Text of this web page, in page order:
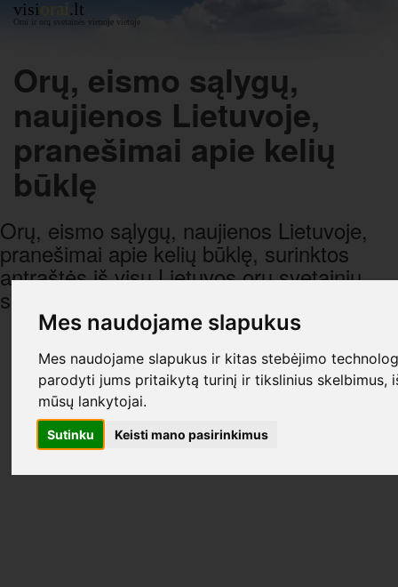
Mes naudojame slapukus
Mes naudojame slapukus ir kitas stebėjimo
parodyti jums pritaikytą turinį ir tikslinius skelbimus,
mūsų lankytojai.
Sutinku Keisti mano pasirinkimus
visiorai.lt
Orai ir orų svetainės vienoje vietoje
Orų, eismo sąlygų,
naujienos Lietuvoje,
pranešimai apie kelių
būklę
Orų, eismo sąlygų, naujienos Lietuvoje,
pranešimai apie kelių būklę, surinktos
antraštės iš visų Lietuvos orų svetainių,
sugrupuotos pagal datą ir laiką.
R E K L A M A